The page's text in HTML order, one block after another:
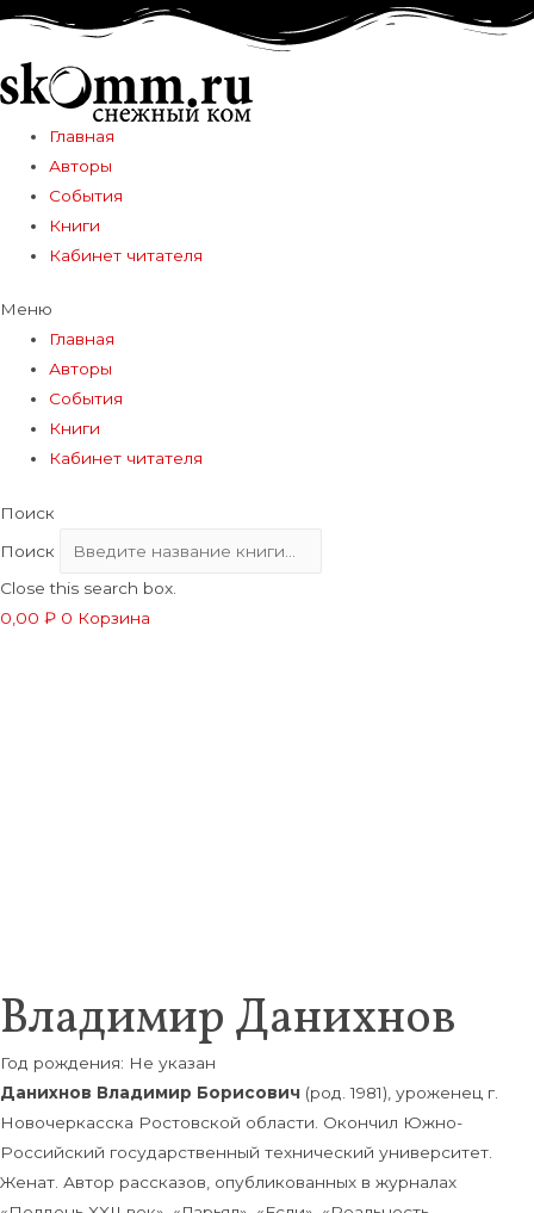
Главная
Авторы
События
Книги
Кабинет читателя
Меню
Главная
Авторы
События
Книги
Кабинет читателя
Поиск
Поиск
Close this search box.
0,00 ₽ 0 Корзина
Владимир Данихнов
Год рождения: Не указан
Данихнов Владимир Борисович (род. 1981), уроженец г.
Новочеркасска Ростовской области. Окончил Южно-
Российский государственный технический университет.
Женат. Автор рассказов, опубликованных в журналах